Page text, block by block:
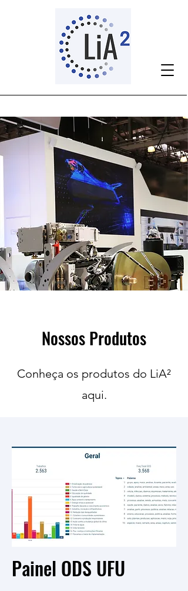
Nossos Produtos
Conheça os produtos do LiA²
aqui.
Painel ODS UFU